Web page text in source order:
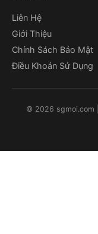
Liên Hệ
Giới Thiệu
Chính Sách Bảo Mật
Điều Khoản Sử Dụng
© 2026 sgmoi.com